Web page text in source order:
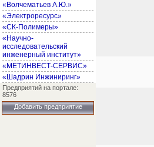
«Волчематьев А.Ю.»
«Электроресурс»
«СК-Полимеры»
«Научно-
исследовательский
инженерный институт»
«МЕТИНВЕСТ-СЕРВИС»
«Шадрин Инжиниринг»
Предприятий на портале:
8576
Добавить предприятие